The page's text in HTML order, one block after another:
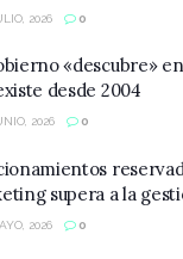
2026 0
«descubre»
desde 2004
2026 0
supera a la
2026 0